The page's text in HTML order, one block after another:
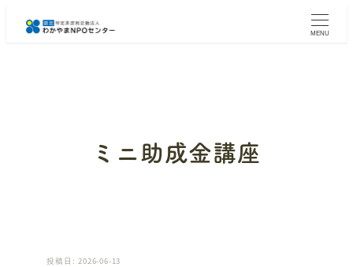
MENU
ミニ助成金講座
投稿日: 2026-06-13